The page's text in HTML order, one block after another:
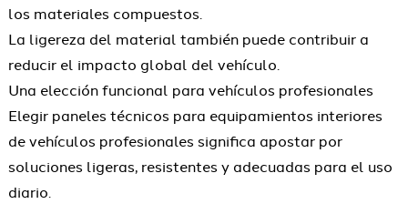
los materiales compuestos.
La ligereza del material también puede contribuir a
reducir el impacto global del vehículo.
Una elección funcional para vehículos profesionales
Elegir paneles técnicos para equipamientos interiores
de vehículos profesionales significa apostar por
soluciones ligeras, resistentes y adecuadas para el uso
diario.